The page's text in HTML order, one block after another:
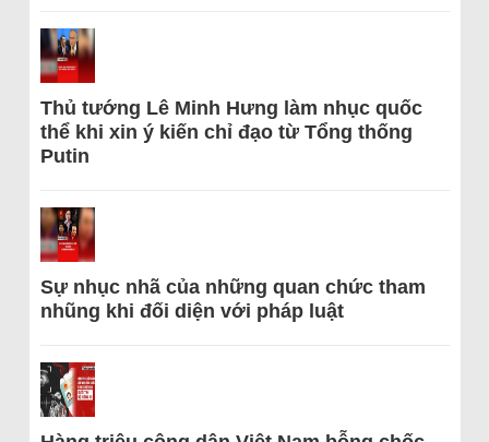
Thủ tướng Lê Minh Hưng làm nhục quốc
thể khi xin ý kiến chỉ đạo từ Tổng thống
Putin
Sự nhục nhã của những quan chức tham
nhũng khi đối diện với pháp luật